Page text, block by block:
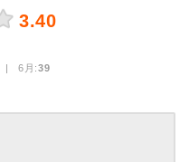
3.40
| 6月:39